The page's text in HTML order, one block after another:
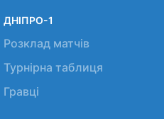
ДНІПРО-1
Розклад матчів
Турнірна таблиця
Гравці